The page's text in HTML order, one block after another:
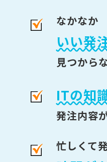
なかなか
いい発
見つから
ITの知
発注内容
忙しくて